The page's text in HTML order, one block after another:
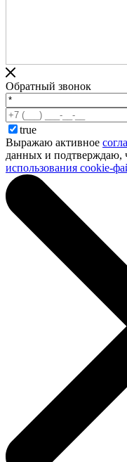
Обратный звонок
true
Выражаю активное
данных и подтверждаю,
использования cookie-